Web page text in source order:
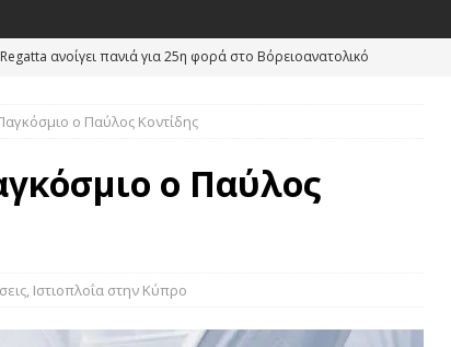
ανοίγει πανιά για 25η φορά στο Βόρειοανατολικό
ΓΙΑ ΤΑ ΕΛΛΗΝΙΚΑ ΠΑΝΙΑ ΣΤΟ ΠΑΓΚΟΣΜΙΟ ΠΡΩΤΑΘΛΗΜΑ ILCA 4
ΠΕΡΙΜΕΝΕΙ ΤΟΥΣ ΕΛΛΗΝΕΣ ΙΣΤΙΟΠΛΟΟΥΣ ΣΤΟ ΕΥΡΩΠΑΪΚΟ
Αιγαίου: «Pega» και «Garbis» κέρδισαν και τον…Αίολο στην
ο Παύλος Κοντίδης
ο Παύλος
, Ιστιοπλοΐα στην Κύπρο